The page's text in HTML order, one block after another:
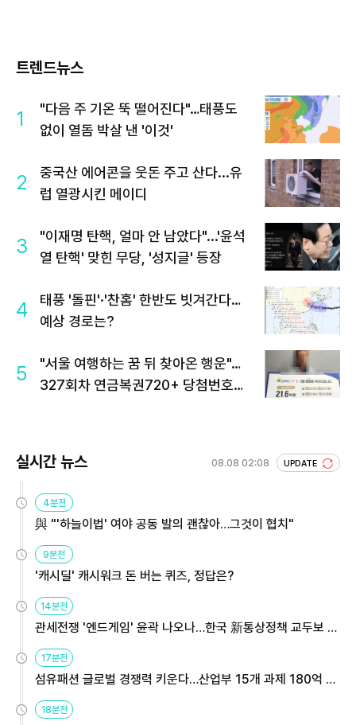
트렌드뉴스
1
"다음 주 기온 뚝 떨어진다"…태풍도
없이 열돔 박살 낸 '이것'
2
중국산 에어콘을 웃돈 주고 산다...유
럽 열광시킨 메이디
3
"이재명 탄핵, 얼마 안 남았다"...'윤석
열 탄핵' 맞힌 무당, '성지글' 등장
4
태풍 '돌핀'·'찬홈' 한반도 빗겨간다…
예상 경로는?
5
"서울 여행하는 꿈 뒤 찾아온 행운"…
327회차 연금복권720+ 당첨번호조
실시간 뉴스 08.08 02:08 UPDATE
4분전
與 "'하늘이법' 여야 공동 발의 괜찮아…그것이 협치"
9분전
'캐시딜' 캐시워크 돈 버는 퀴즈, 정답은?
14분전
관세전쟁 '엔드게임' 윤곽 나오나…한국 新통상정책 교두보 활
17분전
섬유패션 글로벌 경쟁력 키운다…산업부 15개 과제 180억 지
18분전